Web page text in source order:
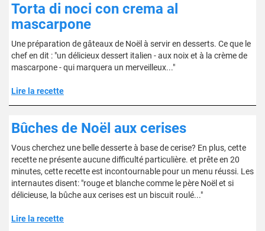
Torta di noci con crema al
mascarpone
Une préparation de gâteaux de Noël à servir en desserts. Ce que le
chef en dit : "un délicieux dessert italien - aux noix et à la crème de
mascarpone - qui marquera un merveilleux..."
Lire la recette
Bûches de Noël aux cerises
Vous cherchez une belle desserte à base de cerise? En plus, cette
recette ne présente aucune difficulté particulière. et prête en 20
minutes, cette recette est incontournable pour un menu réussi. Les
internautes disent: "rouge et blanche comme le père Noël et si
délicieuse, la bûche aux cerises est un biscuit roulé..."
Lire la recette